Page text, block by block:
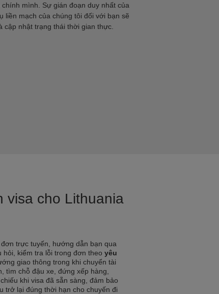
chính mình. Sự gián đoạn duy nhất của
liền mạch của chúng tôi đối với bạn sẽ
cập nhật trạng thái thời gian thực.
visa cho Lithuania
trực tuyến, hướng dẫn bạn qua
kiểm tra lỗi trong đơn theo yêu
giao thông trong khi chuyển tài
tìm chỗ đậu xe, đứng xếp hàng,
khi visa đã sẵn sàng, đảm bảo
trở lại đúng thời hạn cho chuyến đi